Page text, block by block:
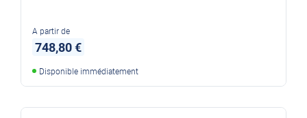
A partir de
748,80 €
Disponible immédiatement